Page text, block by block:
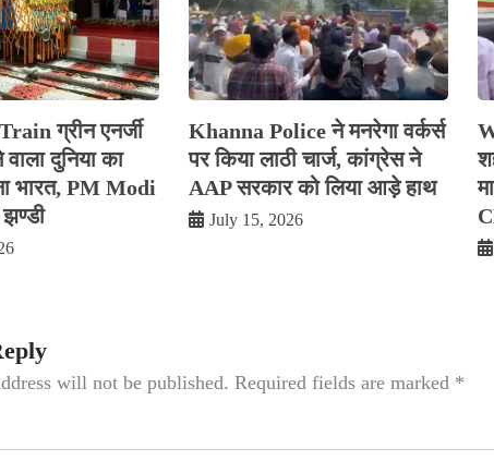
ग्रीन एनर्जी
दुनिया का
भारत, PM Modi
Khanna Police ने मनरेगा वर्कर्स
पर किया लाठी चार्ज, कांग्रेस ने
AAP सरकार को लिया आड़े हाथ
July 15, 2026
will not be published. Required fields are marked *